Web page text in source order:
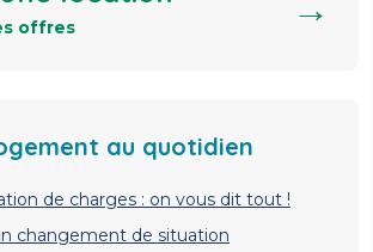
offres
au quotidien
de charges : on vous dit tout !
changement de situation